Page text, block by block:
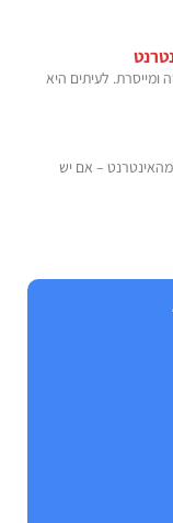
לעיתים היא
– אם יש